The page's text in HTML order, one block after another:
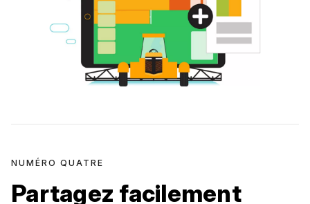
NUMÉRO QUATRE
Partagez facilement